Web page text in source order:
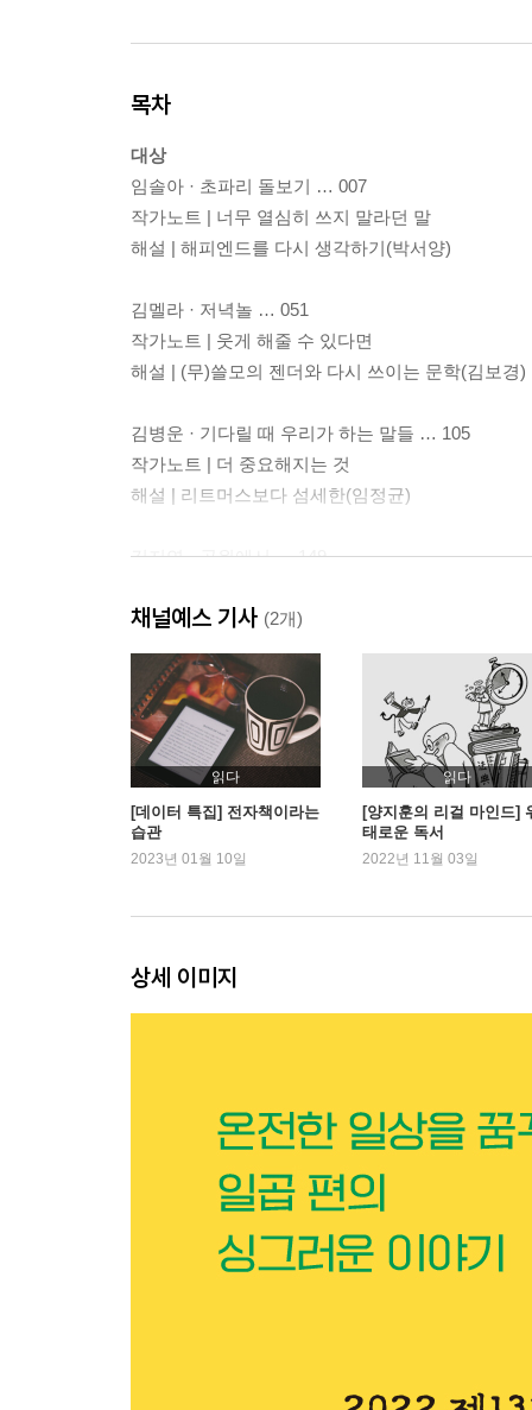
목차
대상
임솔아 · 초파리 돌보기 … 007
작가노트 | 너무 열심히 쓰지 말라던 말
해설 | 해피엔드를 다시 생각하기(박서양)
김멜라 · 저녁놀 … 051
작가노트 | 웃게 해줄 수 있다면
해설 | (무)쓸모의 젠더와 다시 쓰이는 문학(김보경)
김병운 · 기다릴 때 우리가 하는 말들 … 105
작가노트 | 더 중요해지는 것
해설 | 리트머스보다 섬세한(임정균)
김지연 · 공원에서 … 149
해설 | 공공장소에서 생긴 일(오은교)
김혜진 · 미애 … 191
작가노트 | 희망의 얼굴
해설 | 호혜 거래(선우은실)
서수진 · 골드러시 … 229
작가노트 | 온 힘을 다해 움켜쥔 것
해설 | 유예된 끝(소유정)
해설 | 새와 인간 사이(조대한)
심사평 … 328
채널예스 기사 (2개)
읽다
[데이터 특집] 전자책이라는
습관
2023년 01월 10일
읽다
[양지훈의 리걸 마인드]
태로운 독서
2022년 11월 03일
상세 이미지